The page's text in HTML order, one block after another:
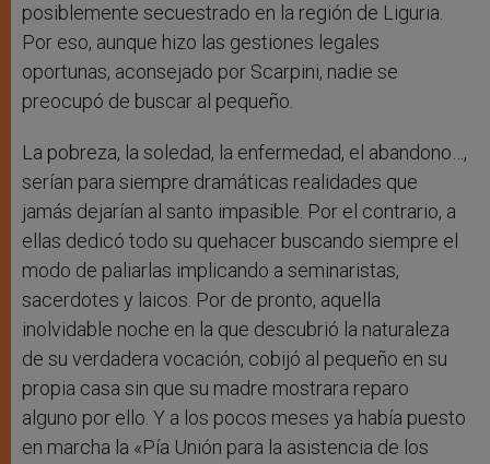
posiblemente secuestrado en la región de Liguria.
Por eso, aunque hizo las gestiones legales
oportunas, aconsejado por Scarpini, nadie se
preocupó de buscar al pequeño.
La pobreza, la soledad, la enfermedad, el abandono…,
serían para siempre dramáticas realidades que
jamás dejarían al santo impasible. Por el contrario, a
ellas dedicó todo su quehacer buscando siempre el
modo de paliarlas implicando a seminaristas,
sacerdotes y laicos. Por de pronto, aquella
inolvidable noche en la que descubrió la naturaleza
de su verdadera vocación, cobijó al pequeño en su
propia casa sin que su madre mostrara reparo
alguno por ello. Y a los pocos meses ya había puesto
en marcha la «Pía Unión para la asistencia de los